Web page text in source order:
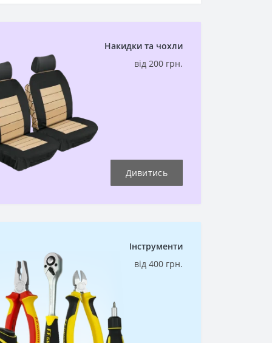
Накидки та чохли
від 200 грн.
Дивитись
Інструменти
від 400 грн.